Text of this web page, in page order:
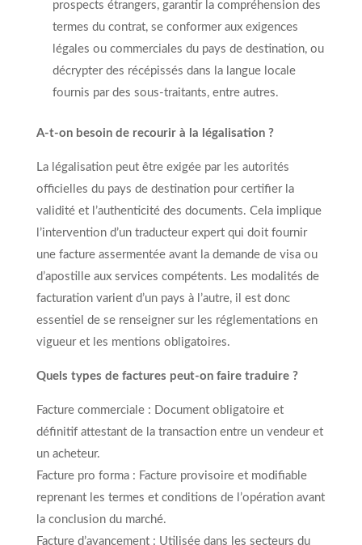
prospects étrangers, garantir la compréhension des
termes du contrat, se conformer aux exigences
légales ou commerciales du pays de destination, ou
décrypter des récépissés dans la langue locale
fournis par des sous-traitants, entre autres.
A-t-on besoin de recourir à la légalisation ?
La légalisation peut être exigée par les autorités
officielles du pays de destination pour certifier la
validité et l’authenticité des documents. Cela implique
l’intervention d’un traducteur expert qui doit fournir
une facture assermentée avant la demande de visa ou
d’apostille aux services compétents. Les modalités de
facturation varient d’un pays à l’autre, il est donc
essentiel de se renseigner sur les réglementations en
vigueur et les mentions obligatoires.
Quels types de factures peut-on faire traduire ?
Facture commerciale : Document obligatoire et
définitif attestant de la transaction entre un vendeur et
un acheteur.
Facture pro forma : Facture provisoire et modifiable
reprenant les termes et conditions de l’opération avant
la conclusion du marché.
Facture d’avancement : Utilisée dans les secteurs du